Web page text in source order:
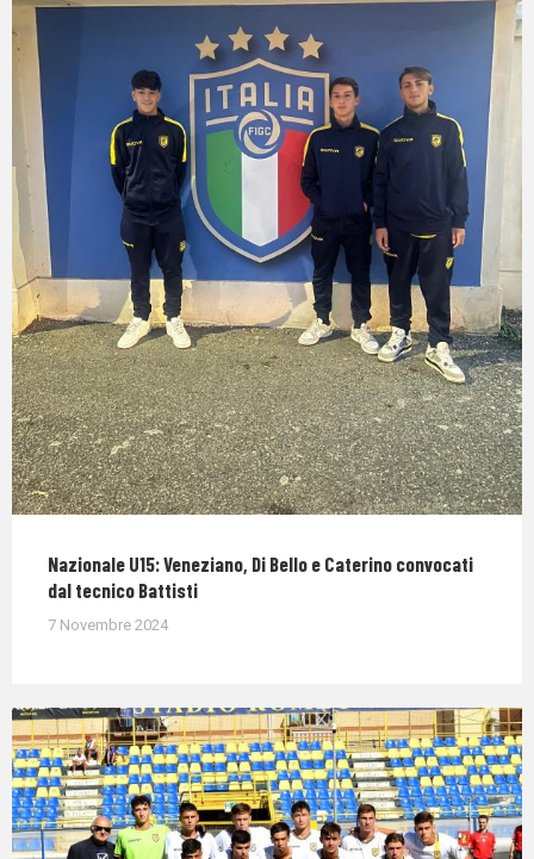
Nazionale U15: Veneziano, Di Bello e Caterino convocati
dal tecnico Battisti
7 Novembre 2024